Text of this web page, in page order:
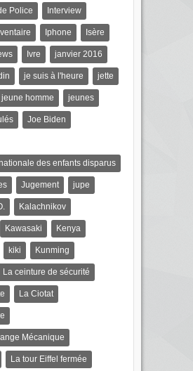
Police Interview
Iphone Isère
Ivre janvier 2016
je suis à l'heure jette
jeune homme jeunes
Joe Biden
des enfants disparus
Jugement jupe
Kalachnikov
Kawasaki Kenya
kiki Kunming
La ceinture de sécurité
La Ciotat
Mécanique
La tour Eiffel fermée